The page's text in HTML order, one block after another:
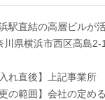
駅直結の高層ビルが
川県横浜市西区高島
れ直後】上記事業所
の範囲】会社の定め